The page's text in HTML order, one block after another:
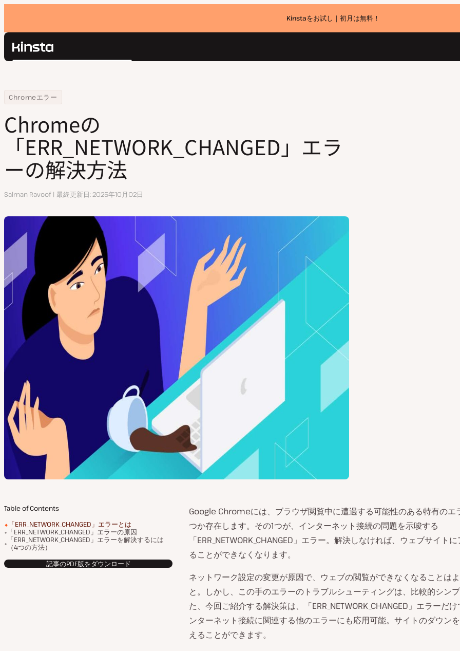
Kinstaをお試し｜初月は無料！
Kinsta®
価格設定
お問い合わせ
検
Home
リソースセンター
Chromeエラー
Chromeの「ERR_NETWORK_CHANGED」エラーの解決方法
Chromeの
「ERR_NETWORK_CHANGED」エラ
ーの解決方法
執
Salman Ravoof 最終更新日 2025年10月02日
Table of Contents
「ERR_NETWORK_CHANGED」エラーとは
「ERR_NETWORK_CHANGED」エラーの原因
「ERR_NETWORK_CHANGED」エラーを解決するには
（4つの方法）
記事のPDF版をダウンロード
Google Chromeには、ブラウザ閲覧中に遭遇する可能性のある特有のエ
つか存在します。その1つが、インターネット接続の問題を示唆する
「ERR_NETWORK_CHANGED」エラー。解決しなければ、ウェブサイト
ることができなくなります。
ネットワーク設定の変更が原因で、ウェブの閲覧ができなくなることは
と。しかし、この手のエラーのトラブルシューティングは、比較的シン
た、今回ご紹介する解決策は、「ERR_NETWORK_CHANGED」エラーだ
ンターネット接続に関連する他のエラーにも応用可能。サイトのダウン
えることができます。